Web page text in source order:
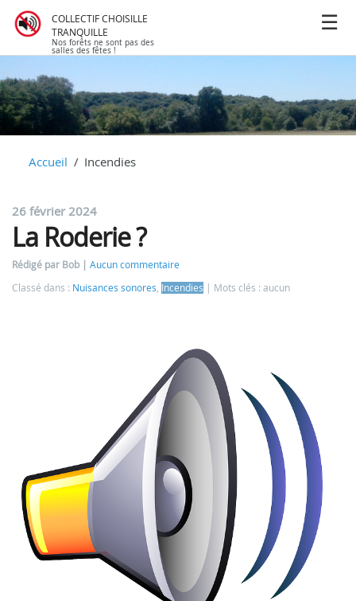
COLLECTIF CHOISILLE
TRANQUILLE
Nos forêts ne sont pas des
salles des fêtes !
Accueil Incendies
26 février 2024
La Roderie ?
Rédigé par Bob
Aucun commentaire
Classé dans : Nuisances sonores Incendies Mots clés : aucun